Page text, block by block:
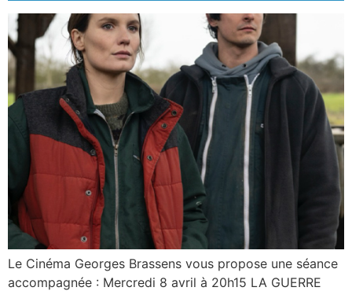
Le Cinéma Georges Brassens vous propose une séance
accompagnée : Mercredi 8 avril à 20h15 LA GUERRE